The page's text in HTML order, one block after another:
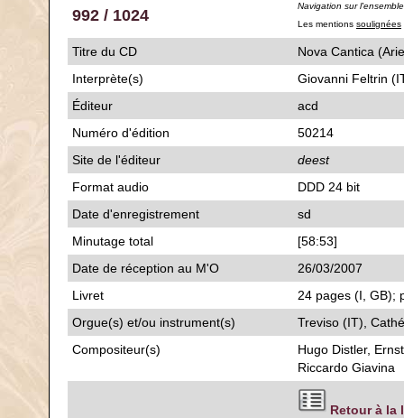
992 / 1024
Navigation sur
Les mentions soulignées
Titre du CD
Nova
Interprète(s)
Giovanni Feltrin
Éditeur
acd
Numéro d'édition
50214
Site de l'éditeur
deest
Format audio
DDD 24 bit
Date d'enregistrement
sd
Minutage total
[58:53]
Date de réception au M'O
26/03/2007
Livret
24 pages (I, GB);
Orgue(s) et/ou instrument(s)
Treviso (IT),
Compositeur(s)
Hugo Distler,
Riccardo Giavina
Retour à la